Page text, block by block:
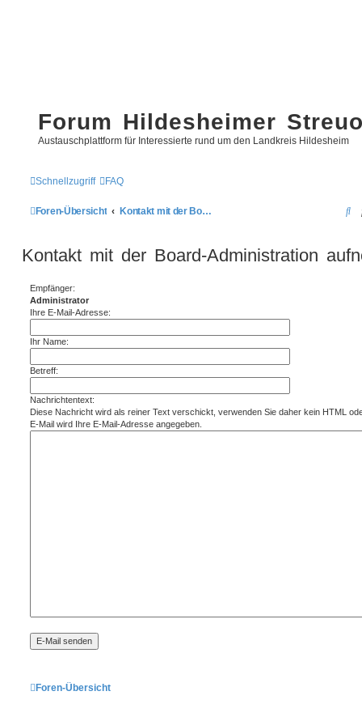
Forum Hildesheimer
Austauschplattform für Interessierte rund um den Landkreis Hildesheim
Schnellzugriff FAQ
Foren-Übersicht Kontakt mit der Board-Administration aufnehmen
S
c
Kontakt mit der Board-Administration
Empfänger:
Administrator
Ihre E-Mail-Adresse:
Ihr Name:
Betreff:
Nachrichtentext:
Diese Nachricht wird als reiner Text verschickt, verwenden Sie daher kein HTML
E-Mail wird Ihre E-Mail-Adresse angegeben.
Foren-Übersicht